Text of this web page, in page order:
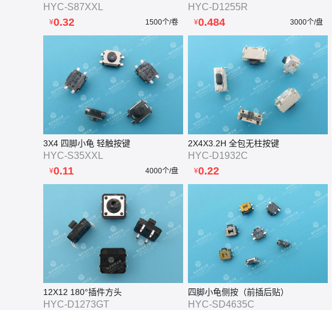
HYC-S87XXL
¥0.32 1500个/卷
HYC-D1255R
¥0.484 3000个/盘
3X4 四脚小龟 轻触按键
HYC-S35XXL
¥0.11 4000个/盘
2X4X3.2H 全包无柱按键
HYC-D1932C
¥0.22
12X12 180°插件方头
HYC-D1273GT
四脚小龟侧按（前插后贴）
HYC-SD4635C